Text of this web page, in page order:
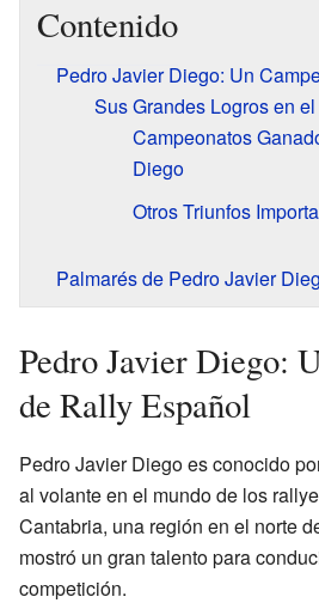
Contenido
Pedro Javier Diego: Un
Sus Grandes Logros en
Campeonatos
Diego
Otros Triunfos
Palmarés de Pedro Javier
Pedro Javier Diego:
de Rally Español
Pedro Javier Diego es conocido
al volante en el mundo de los
Cantabria, una región en el norte
mostró un gran talento para
competición.